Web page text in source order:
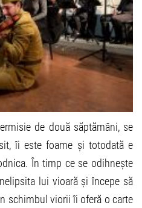
de două săptămâni, se
îi este foame și totodată e
În timp ce se odihnește
lui vioară și începe să
schimbul viorii îi oferă o carte